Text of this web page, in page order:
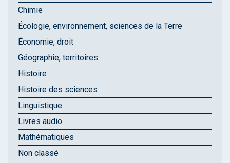
Chimie
Écologie, environnement, sciences de la Terre
Économie, droit
Géographie, territoires
Histoire
Histoire des sciences
Linguistique
Livres audio
Mathématiques
Non classé